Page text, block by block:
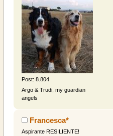
Post: 8.804
Argo & Trudi, my guardian
angels
Francesca*
Aspirante RESILIENTE!